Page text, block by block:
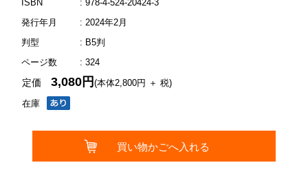
ISBN
: 978-4-524-20424-3
発行年月
: 2024年2月
判型
: B5判
ページ数
: 324
在庫
定価3,080円(本体2,800円 ＋ 税)